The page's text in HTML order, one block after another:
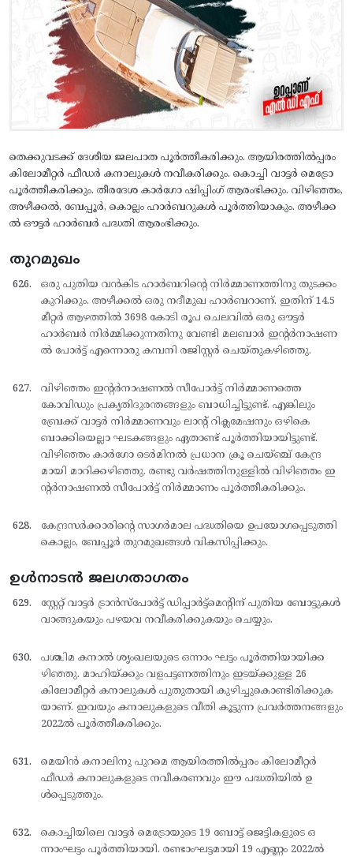
തെക്കുവടക്ക് ദേശീയ ജലപാത പൂര്‍ത്തീകരിക്കും. ആയിരത്തില്‍പ്പരം
കിലോമീറ്റര്‍ ഫീഡര്‍ കനാലുകള്‍ നവീകരിക്കും. കൊച്ചി വാട്ടര്‍ മെട്രോ
പൂര്‍ത്തീകരിക്കും. തീരദേശ കാര്‍ഗോ ഷിപ്പിംഗ് ആരംഭിക്കും. വിഴിഞ്ഞം,
അഴീക്കല്‍, ബേപ്പൂര്‍, കൊല്ലം ഹാര്‍ബറുകള്‍ പൂര്‍ത്തിയാകും. അഴീക്ക
ല്‍ ഔട്ടര്‍ ഹാര്‍ബര്‍ പദ്ധതി ആരംഭിക്കും.
തുറമുഖം
ഒരു പുതിയ വന്‍കിട ഹാര്‍ബറിന്റെ നിര്‍മ്മാണത്തിനു തുടക്കം
കുറിക്കും. അഴീക്കല്‍ ഒരു നദീമുഖ ഹാര്‍ബറാണ്. ഇതിന് 14.5
മീറ്റര്‍ ആഴത്തില്‍ 3698 കോടി രൂപ ചെലവില്‍ ഒരു ഔട്ടര്‍
ഹാര്‍ബര്‍ നിര്‍മ്മിക്കുന്നതിനു വേണ്ടി മലബാര്‍ ഇന്റര്‍നാഷണ
ല്‍ പോര്‍ട്ട് എന്നൊരു കമ്പനി രജിസ്റ്റര്‍ ചെയ്തുകഴിഞ്ഞു.
വിഴിഞ്ഞം ഇന്റര്‍നാഷണല്‍ സീപോര്‍ട്ട് നിര്‍മ്മാണത്തെ
കോവിഡും പ്രകൃതിദുരന്തങ്ങളും ബാധിച്ചിട്ടുണ്ട്. എങ്കിലും
ബ്രേക്ക് വാട്ടര്‍ നിര്‍മ്മാണവും ലാന്റ് റിക്ലമേഷനും ഒഴികെ
ബാക്കിയെല്ലാ ഘടകങ്ങളും ഏതാണ്ട് പൂര്‍ത്തിയായിട്ടുണ്ട്.
വിഴിഞ്ഞം കാര്‍ഗോ ടെര്‍മിനല്‍ പ്രധാന ക്രൂ ചെയ്ഞ്ച് കേന്ദ്ര
മായി മാറിക്കഴിഞ്ഞു. രണ്ടു വര്‍ഷത്തിനുള്ളില്‍ വിഴിഞ്ഞം ഇ
ന്റര്‍നാഷണല്‍ സീപോര്‍ട്ട് നിര്‍മ്മാണം പൂര്‍ത്തീകരിക്കും.
കേന്ദ്രസര്‍ക്കാരിന്റെ സാഗര്‍മാല പദ്ധതിയെ ഉപയോഗപ്പെടുത്തി
കൊല്ലം, ബേപ്പൂര്‍ തുറമുഖങ്ങള്‍ വികസിപ്പിക്കും.
ഉൾനാടൻ ജലഗതാഗതം
സ്റ്റേറ്റ് വാട്ടര്‍ ട്രാന്‍സ്പോര്‍ട്ട് ഡിപ്പാര്‍ട്ട്മെന്റിന് പുതിയ ബോട്ടുകള്‍
വാങ്ങുകയും പഴയവ നവീകരിക്കുകയും ചെയ്യും.
പശ്ചിമ കനാല്‍ ശൃംഖലയുടെ ഒന്നാം ഘട്ടം പൂര്‍ത്തിയായിക്ക
ഴിഞ്ഞു. മാഹിയ്ക്കും വളപട്ടണത്തിനും ഇടയ്ക്കുള്ള 26
കിലോമീറ്റര്‍ കനാലുകള്‍ പുതുതായി കുഴിച്ചുകൊണ്ടിരിക്കുക
യാണ്. ഇവയും കനാലുകളുടെ വീതി കൂട്ടുന്ന പ്രവര്‍ത്തനങ്ങളും
2022ല്‍ പൂര്‍ത്തീകരിക്കും.
മെയിന്‍ കനാലിനു പുറമെ ആയിരത്തില്‍പ്പരം കിലോമീറ്റര്‍
ഫീഡര്‍ കനാലുകളുടെ നവീകരണവും ഈ പദ്ധതിയില്‍ ഉ
ള്‍പ്പെടുത്തും.
കൊച്ചിയിലെ വാട്ടര്‍ മെട്രോയുടെ 19 ബോട്ട് ജെട്ടികളുടെ ഒ
ന്നാംഘട്ടം പൂര്‍ത്തിയായി. രണ്ടാംഘട്ടമായി 19 എണ്ണം 2022ല്‍